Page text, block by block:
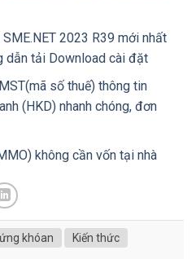
2023 R39 mới nhất
dẫn tải Download cài đặt
số thuế) thông tin
(HKD) nhanh chóng, đơn
không cần vốn tại nhà
khóan Kiến thức